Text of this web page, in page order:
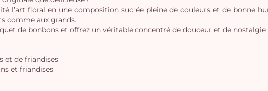
l’art floral en une composition sucrée pleine de couleurs et de bonne
comme aux grands.
de bonbons et offrez un véritable concentré de douceur et de nostalgie
et de friandises
et friandises